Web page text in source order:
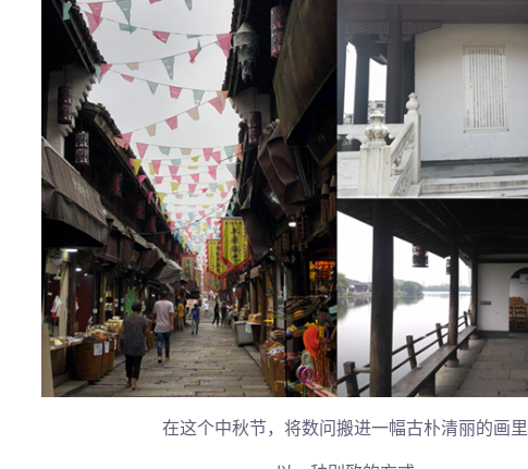
在这个中秋节，将数问搬进一幅古朴清丽的画里